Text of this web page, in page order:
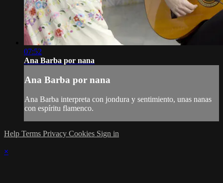
07:52
Ana Barba por nana
Ana Barba por nana
Ana Barba interpreta con jondura y sentimiento, unas nanas
con espíritu flamenco.
Help Terms Privacy Cookies Sign in
×